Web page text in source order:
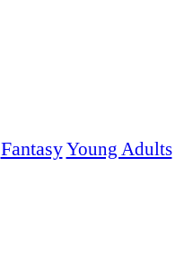
FantasyYoung Adults